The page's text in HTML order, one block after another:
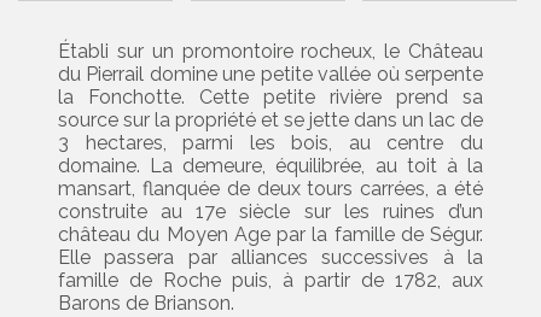
Établi sur un promontoire rocheux, le Château
du Pierrail domine une petite vallée où serpente
la Fonchotte. Cette petite rivière prend sa
source sur la propriété et se jette dans un lac de
3 hectares, parmi les bois, au centre du
domaine. La demeure, équilibrée, au toit à la
mansart, flanquée de deux tours carrées, a été
construite au 17e siècle sur les ruines d’un
château du Moyen Age par la famille de Ségur.
Elle passera par alliances successives à la
famille de Roche puis, à partir de 1782, aux
Barons de Brianson.